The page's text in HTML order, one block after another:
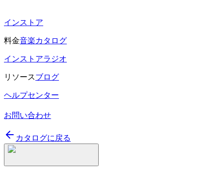
インストア
料金音楽カタログ
インストアラジオ
リソースブログ
ヘルプセンター
お問い合わせ
カタログに戻る